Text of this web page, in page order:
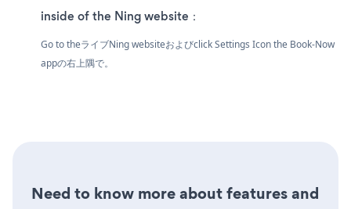
inside of the Ning website：
Go to theライブNing websiteおよびclick Settings Iconthe Book-Now
appの右上隅で。
Need to know more about features and